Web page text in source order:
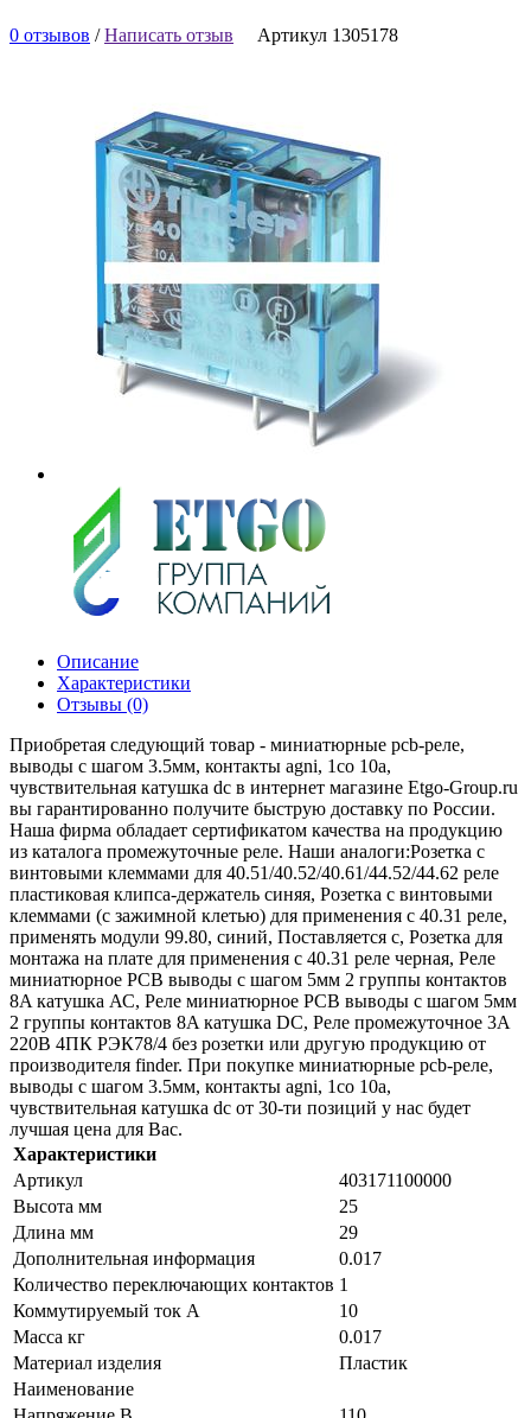
0 отзывов /Написать отзыв Артикул 1305178
Описание
Характеристики
Отзывы (0)
Приобретая следующий товар - миниатюрные pcb-реле,
выводы с шагом 3.5мм, контакты agni, 1co 10a,
чувствительная катушка dc в интернет магазине Etgo-Group.ru
вы гарантированно получите быструю доставку по России.
Наша фирма обладает сертификатом качества на продукцию
из каталога промежуточные реле. Наши аналоги:Розетка с
винтовыми клеммами для 40.51/40.52/40.61/44.52/44.62 реле
пластиковая клипса-держатель синяя, Розетка с винтовыми
клеммами (с зажимной клетью) для применения с 40.31 реле,
применять модули 99.80, синий, Поставляется с, Розетка для
монтажа на плате для применения с 40.31 реле черная, Реле
миниатюрное PCB выводы с шагом 5мм 2 группы контактов
8A катушка АС, Реле миниатюрное PCB выводы с шагом 5мм
2 группы контактов 8A катушка DC, Реле промежуточное 3А
220В 4ПК РЭК78/4 без розетки или другую продукцию от
производителя finder. При покупке миниатюрные pcb-реле,
выводы с шагом 3.5мм, контакты agni, 1co 10a,
чувствительная катушка dc от 30-ти позиций у нас будет
лучшая цена для Вас.
Характеристики
Артикул
403171100000
Высота мм
25
Длина мм
29
Дополнительная информация
0.017
Количество переключающих контактов 1
Коммутируемый ток А
10
Масса кг
0.017
Материал изделия
Пластик
Наименование